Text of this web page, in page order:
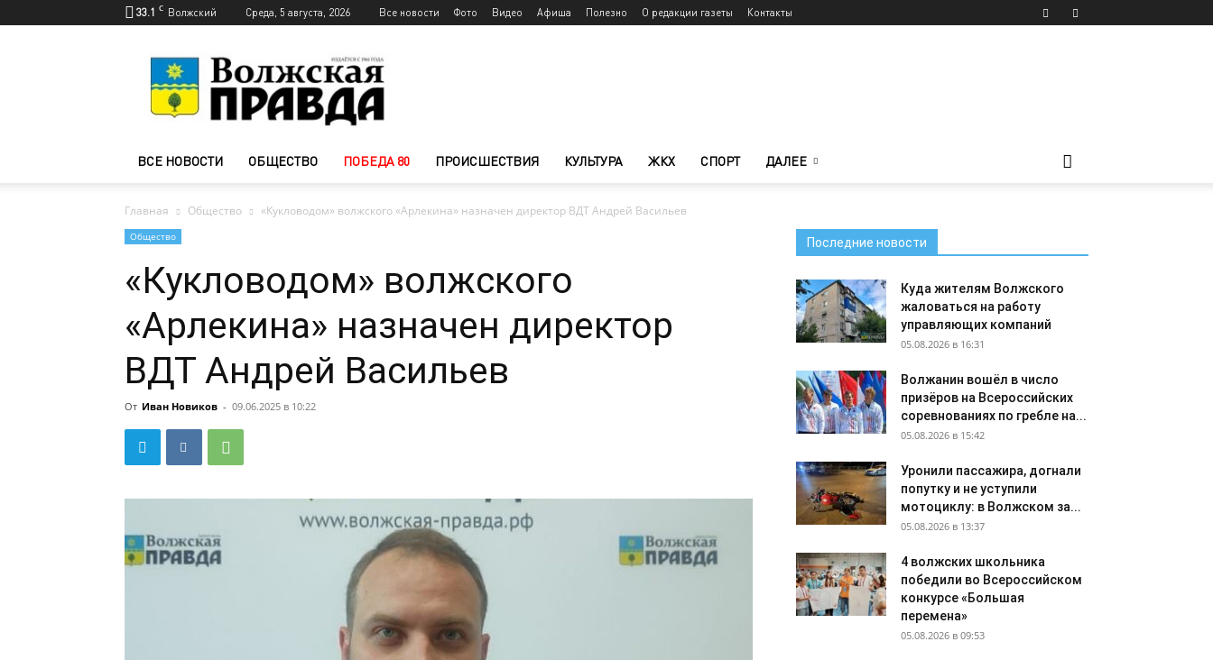
33.1 C Волжский Среда, 5 августа, 2026 Все новости Фото Видео Афиша Полезно О редакции газеты Контакты
Волжского
—
Волжская
ВСЕ НОВОСТИ ОБЩЕСТВО ПОБЕДА 80 ПРОИСШЕСТВИЯ КУЛЬТУРА ЖКХ СПОРТ ДАЛЕЕ
Главная Общество «Кукловодом» волжского «Арлекина» назначен директор ВДТ Андрей Васильев
Общество
«Кукловодом» волжского
«Арлекина» назначен директор
ВДТ Андрей Васильев
От Иван Новиков - 09.06.2025 в 10:22
Последние новости
Куда жителям Волжского
жаловаться на работу
управляющих компаний
05.08.2026 в 16:31
Волжанин вошёл в число
призёров на Всероссийских
соревнованиях по гребле на...
05.08.2026 в 15:42
Уронили пассажира, догнали
попутку и не уступили
мотоциклу: в Волжском за...
05.08.2026 в 13:37
4 волжских школьника
победили во Всероссийском
конкурсе «Большая
перемена»
05.08.2026 в 09:53